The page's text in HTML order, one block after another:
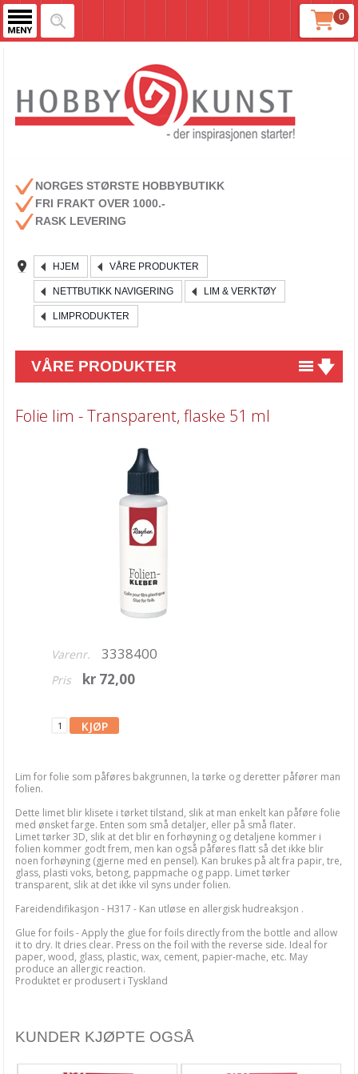
0
NORGES STØRSTE HOBBYBUTIKK
FRI FRAKT OVER 1000.-
RASK LEVERING
HJEM VÅRE PRODUKTER
NETTBUTIKK NAVIGERING LIM & VERKTØY
LIMPRODUKTER
VÅRE PRODUKTER
Scrapbooking & lommescrapping
Art Journaling & Mixed Media
Brayer & Skraper
Glue dots & 3D puter
Limprodukter
Pensler
Rengjøring
Sakser & skalpell
Skjærebrett & scoringboard
Tape & limark
Barnehobby
Folie lim - Transparent, flaske 51 ml
Varenr. 3338400
Pris kr 72,00
Lim for folie som påføres bakgrunnen, la tørke og deretter påfører man
folien.
Dette limet blir klisete i tørket tilstand, slik at man enkelt kan påføre folie
med ønsket farge. Enten som små detaljer, eller på små flater.
Limet tørker 3D, slik at det blir en forhøyning og detaljene kommer i
folien kommer godt frem, men kan også påføres flatt så det ikke blir
noen forhøyning (gjerne med en pensel). Kan brukes på alt fra papir, tre,
glass, plasti voks, betong, pappmache og papp. Limet tørker
transparent, slik at det ikke vil syns under folien.
Fareidendifikasjon - H317 - Kan utløse en allergisk hudreaksjon .
Glue for foils - Apply the glue for foils directly from the bottle and allow
it to dry. It dries clear. Press on the foil with the reverse side. Ideal for
paper, wood, glass, plastic, wax, cement, papier-mache, etc. May
produce an allergic reaction.
Produktet er produsert i Tyskland
KUNDER KJØPTE OGSÅ